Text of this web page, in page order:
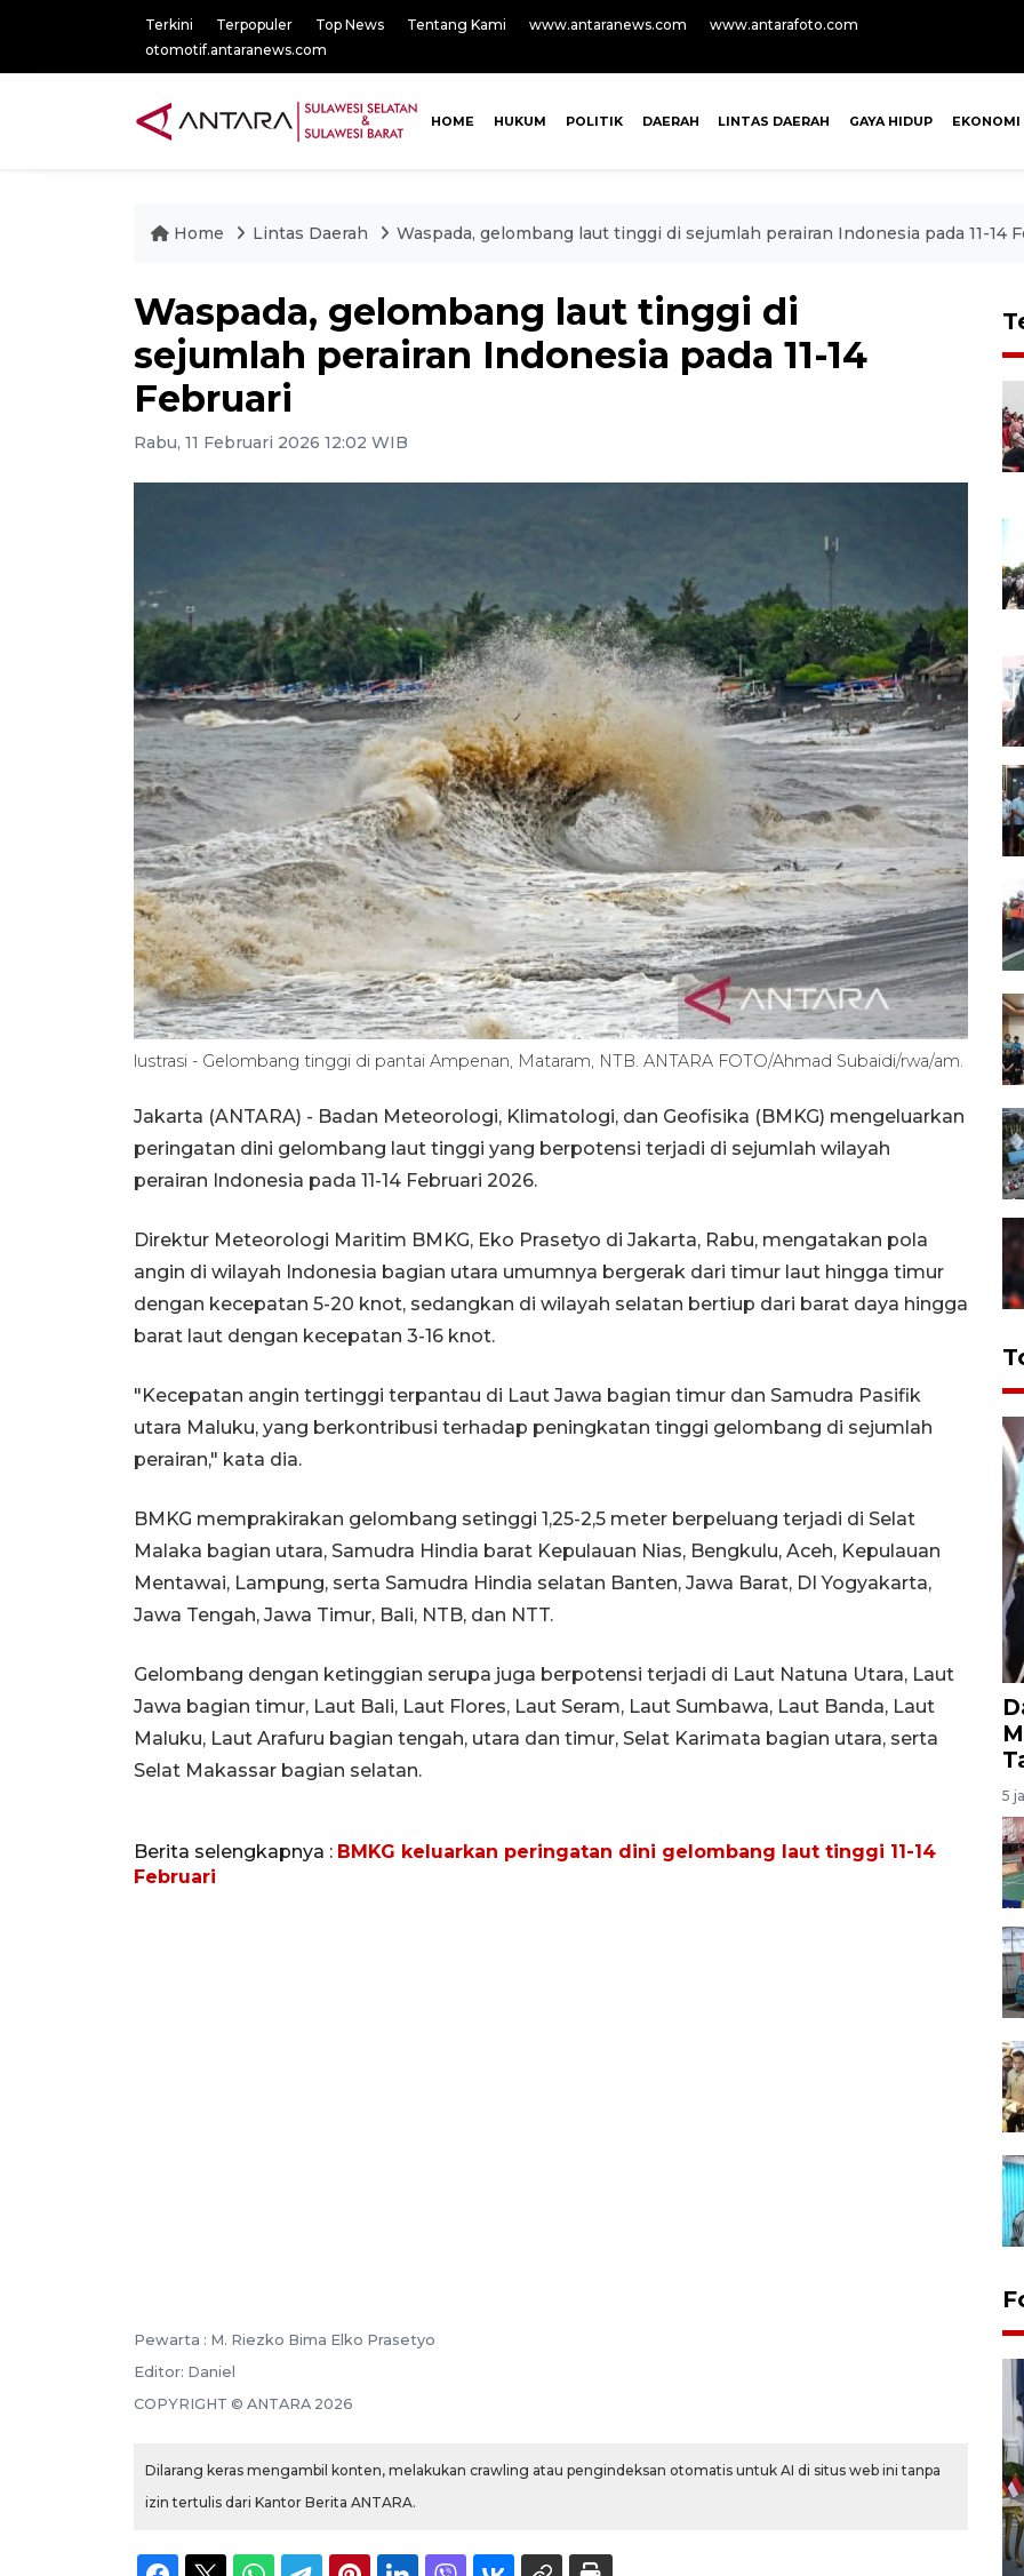
Terkini Terpopuler Top News Tentang Kami www.antaranews.com
www.antarafoto.com
otomotif.antaranews.com
HOME HUKUM POLITIK DAERAH LINTAS DAERAH GAYA HIDUP EKONOMI
Home Lintas Daerah Waspada, gelombang laut tinggi di sejumlah perairan Indonesia pada 11-14
Waspada, gelombang laut tinggi di
sejumlah perairan Indonesia pada 11-14
Februari
Rabu, 11 Februari 2026 12:02 WIB
lustrasi - Gelombang tinggi di pantai Ampenan, Mataram, NTB. ANTARA FOTO/Ahmad Subaidi/rwa/am.
Jakarta (ANTARA) - Badan Meteorologi, Klimatologi, dan Geofisika (BMKG) mengeluarkan
peringatan dini gelombang laut tinggi yang berpotensi terjadi di sejumlah wilayah
perairan Indonesia pada 11-14 Februari 2026.
Direktur Meteorologi Maritim BMKG, Eko Prasetyo di Jakarta, Rabu, mengatakan pola
angin di wilayah Indonesia bagian utara umumnya bergerak dari timur laut hingga timur
dengan kecepatan 5-20 knot, sedangkan di wilayah selatan bertiup dari barat daya hingga
barat laut dengan kecepatan 3-16 knot.
"Kecepatan angin tertinggi terpantau di Laut Jawa bagian timur dan Samudra Pasifik
utara Maluku, yang berkontribusi terhadap peningkatan tinggi gelombang di sejumlah
perairan," kata dia.
BMKG memprakirakan gelombang setinggi 1,25-2,5 meter berpeluang terjadi di Selat
Malaka bagian utara, Samudra Hindia barat Kepulauan Nias, Bengkulu, Aceh, Kepulauan
Mentawai, Lampung, serta Samudra Hindia selatan Banten, Jawa Barat, DI Yogyakarta,
Jawa Tengah, Jawa Timur, Bali, NTB, dan NTT.
Gelombang dengan ketinggian serupa juga berpotensi terjadi di Laut Natuna Utara, Laut
Jawa bagian timur, Laut Bali, Laut Flores, Laut Seram, Laut Sumbawa, Laut Banda, Laut
Maluku, Laut Arafuru bagian tengah, utara dan timur, Selat Karimata bagian utara, serta
Selat Makassar bagian selatan.
Berita selengkapnya : BMKG keluarkan peringatan dini gelombang laut tinggi 11-14
Februari
Pewarta : M. Riezko Bima Elko Prasetyo
Editor: Daniel
COPYRIGHT © ANTARA 2026
Dilarang keras mengambil konten, melakukan crawling atau pengindeksan otomatis untuk AI di situs web ini tanpa
izin tertulis dari Kantor Berita ANTARA.
5